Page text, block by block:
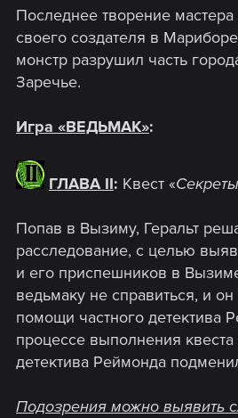
Последнее творение
своего создателя в
монстр разрушил часть
Заречье.
Игра «ВЕДЬМАК»:
ГЛАВА II: Квест «
Попав в Вызиму, Геральт
расследование, с целью
и его приспешников в
ведьмаку не справиться, и он
помощи частного детектива
процессе выполнения
детектива Реймонда
Подозрения можно выявить